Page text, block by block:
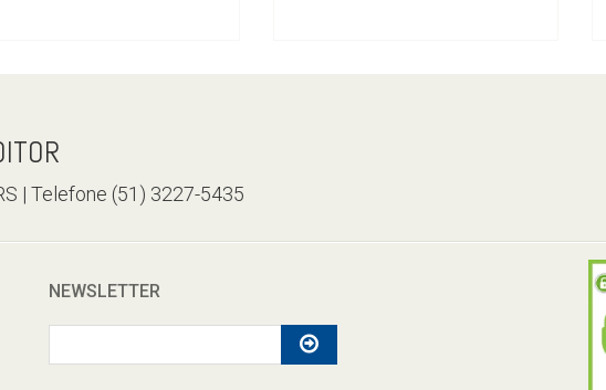
| Telefone (51) 3227-5435
NEWSLETTER